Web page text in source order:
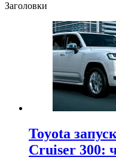
Заголовки
Toyota
Cruiser 300: